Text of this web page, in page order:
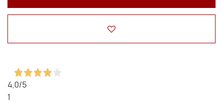
4,0/5
1